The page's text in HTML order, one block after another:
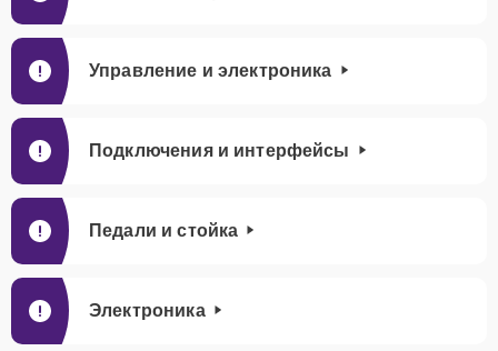
Управление и электроника
Подключения и интерфейсы
Педали и стойка
Электроника